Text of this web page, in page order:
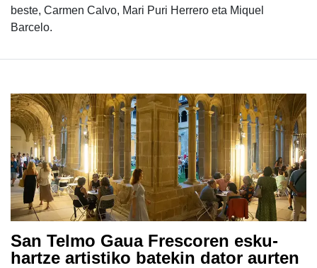
beste, Carmen Calvo, Mari Puri Herrero eta Miquel
Barcelo.
San Telmo Gaua Frescoren esku-
hartze artistiko batekin dator aurten